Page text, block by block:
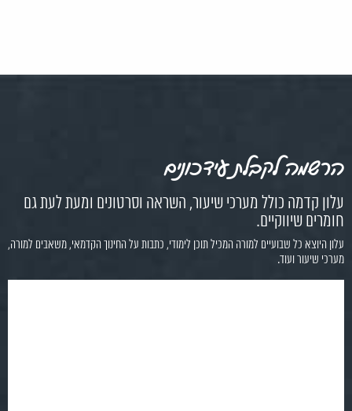
הרשמה לקבלת עידכונים
עלון קדמה כולל מערכי שיעור, השראה וסרטונים ומעת לעת גם
חומרים שיווקיים.
עלון היוצא כל שבועיים למורה המכיל תוכן לימודי, כתבות על החינוך הקדמאי, משאבים למורה,
מערכי שיעור ועוד.